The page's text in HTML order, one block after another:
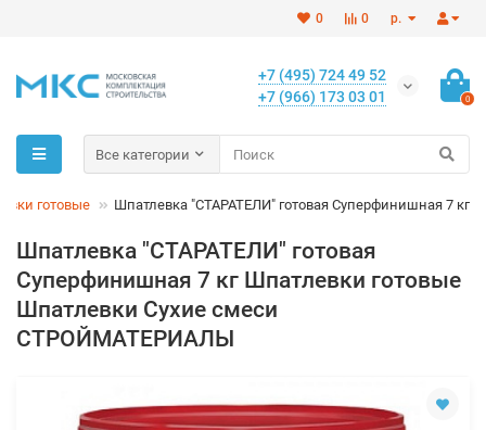
р.
0
0
+7 (495) 724 49 52
+7 (966) 173 03 01
0
Все категории
готовые Шпатлевка "СТАРАТЕЛИ" готовая Суперфинишная 7 кг
Шпатлевка "СТАРАТЕЛИ" готовая
Суперфинишная 7 кг Шпатлевки готовые
Шпатлевки Сухие смеси
СТРОЙМАТЕРИАЛЫ